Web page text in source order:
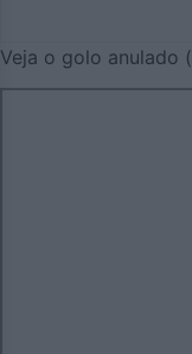
Veja o golo anulado